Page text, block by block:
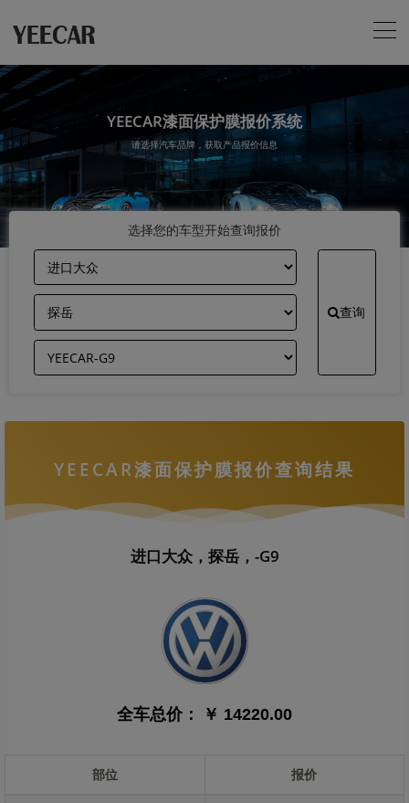
YEECAR漆面保护膜报价系统
请选择汽车品牌，获取产品报价信息
选择您的车型开始查询报价
查询
YEECAR漆面保护膜报价查询结果
进口大众，探岳，-G9
全车总价： ￥ 14220.00
部位 报价